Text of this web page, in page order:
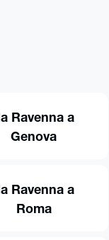
Ravenna a
Genova
Ravenna a
Roma